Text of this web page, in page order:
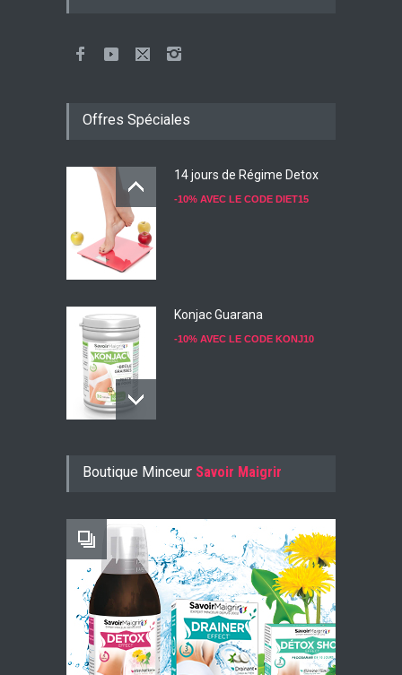
Offres Spéciales
14 jours de Régime Detox
-10% AVEC LE CODE DIET15
Konjac Guarana
-10% AVEC LE CODE KONJ10
GRATUIT
Retrouvez nos Magazines
1 N° OFFERT
Boutique Minceur Savoir Maigrir